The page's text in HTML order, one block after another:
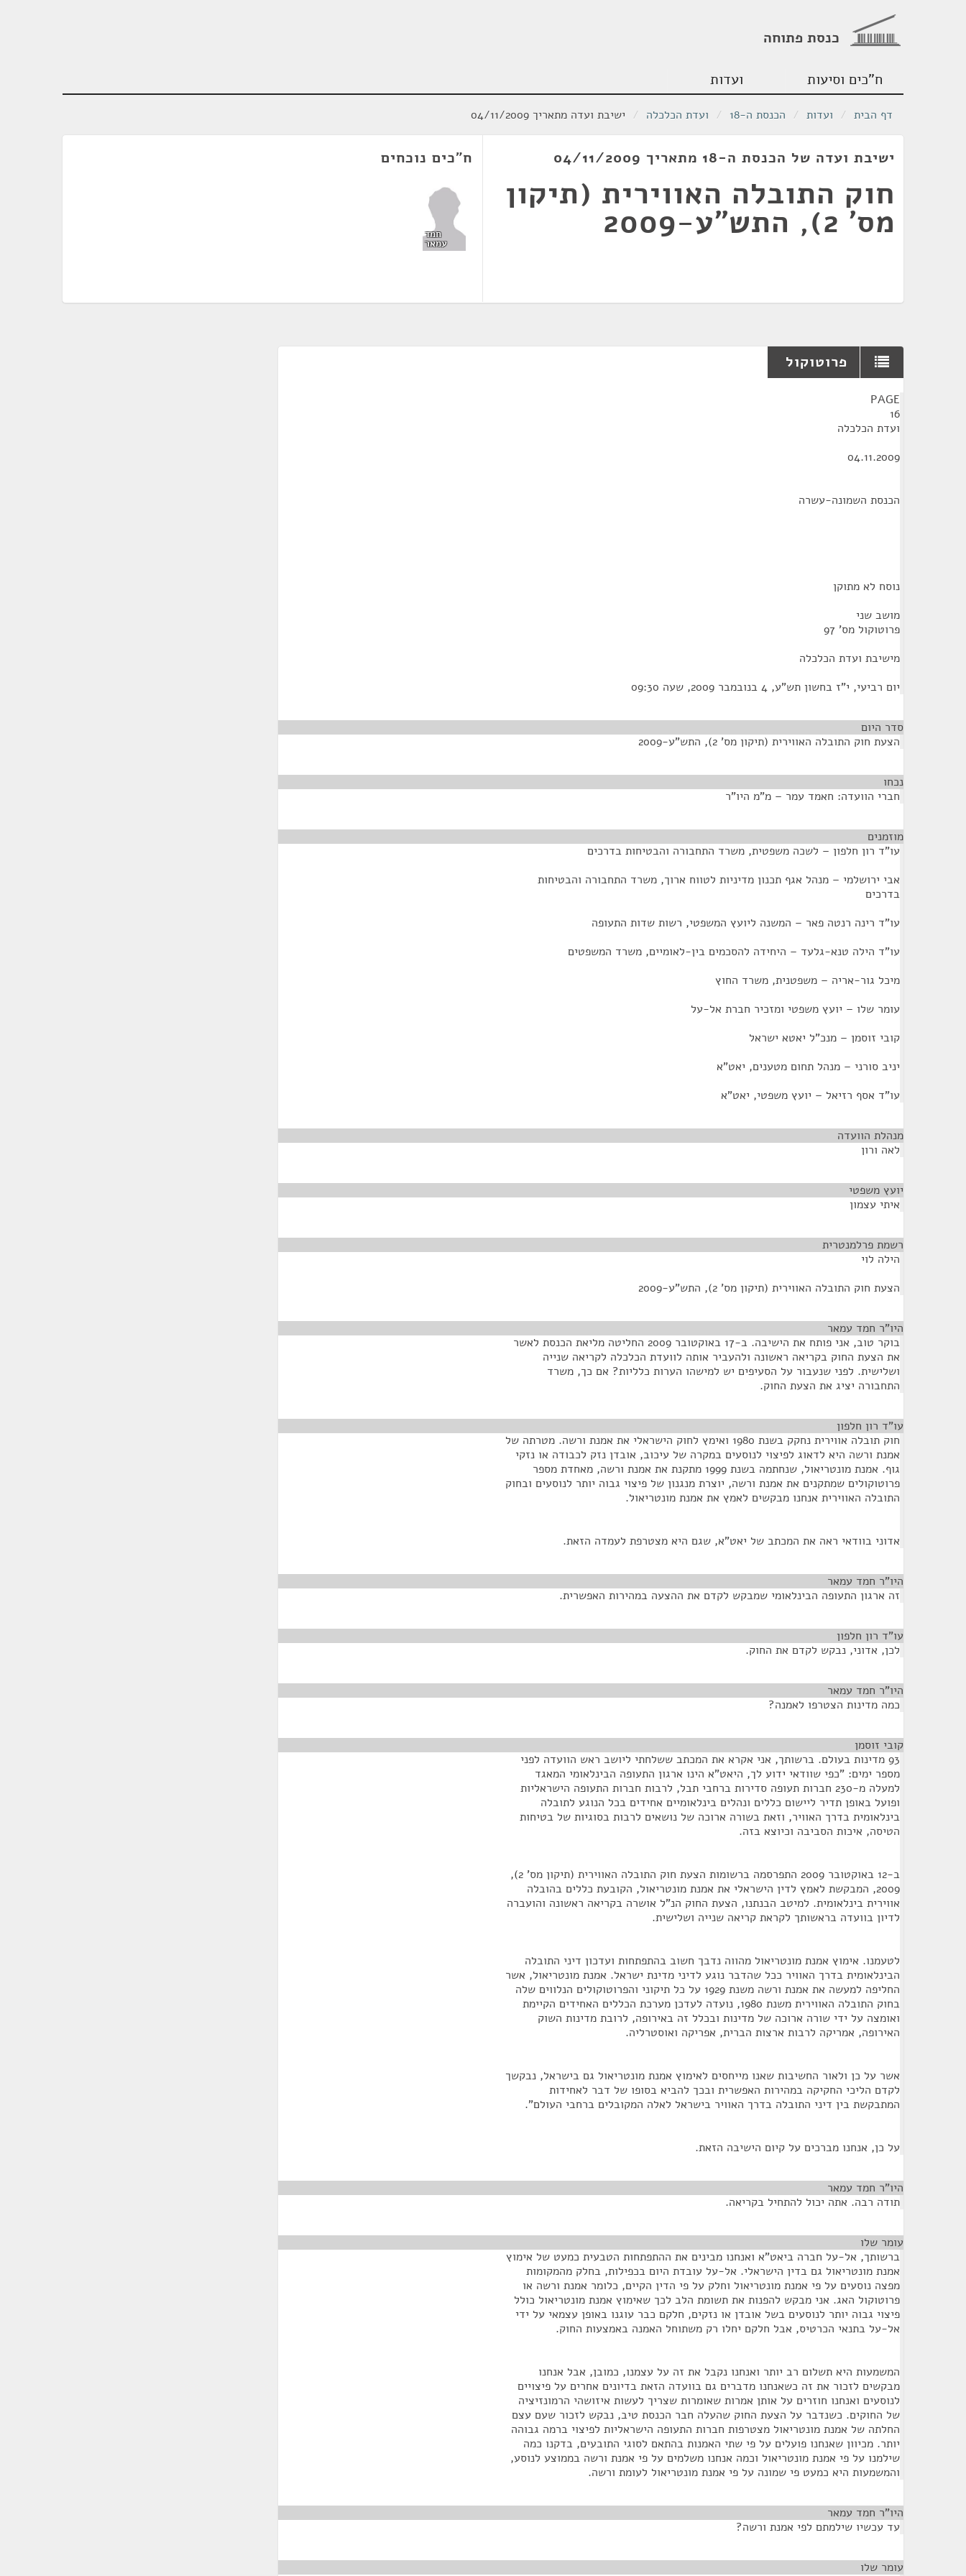
כנסת פתוחה
ח"כים וסיעות ועדות
דף הבית / ועדות / הכנסת ה-18 / ועדת הכלכלה / ישיבת ועדה מתאריך 04/11/2009
ישיבת ועדה של הכנסת ה-18 מתאריך 04/11/2009
חוק התובלה האווירית (תיקון
מס' 2), התש"ע-2009
ח"כים נוכחים
חמד
עמאר
פרוטוקול
PAGE
16
ועדת הכלכלה
04.11.2009
הכנסת השמונה-עשרה
נוסח לא מתוקן
מושב שני
פרוטוקול מס' 97
מישיבת ועדת הכלכלה
יום רביעי, י"ז בחשון תש"ע, 4 בנובמבר 2009, שעה 09:30
סדר היום
הצעת חוק התובלה האווירית (תיקון מס' 2), התש"ע-2009
נכחו
חברי הוועדה: חאמד עמר – מ"מ היו"ר
מוזמנים
עו"ד רון חלפון – לשכה משפטית, משרד התחבורה והבטיחות בדרכים
אבי ירושלמי – מנהל אגף תכנון מדיניות לטווח ארוך, משרד התחבורה והבטיחות
בדרכים
עו"ד רינה רנטה פאר – המשנה ליועץ המשפטי, רשות שדות התעופה
עו"ד הילה טנא-גלעד – היחידה להסכמים בין-לאומיים, משרד המשפטים
מיכל גור-אריה – משפטנית, משרד החוץ
עומר שלו – יועץ משפטי ומזכיר חברת אל-על
קובי זוסמן – מנכ"ל יאטא ישראל
יניב סורני – מנהל תחום מטענים, יאט"א
עו"ד אסף רזיאל – יועץ משפטי, יאט"א
מנהלת הוועדה
לאה ורון
יועץ משפטי
איתי עצמון
רשמת פרלמנטרית
הילה לוי
הצעת חוק התובלה האווירית (תיקון מס' 2), התש"ע-2009
היו"ר חמד עמאר
בוקר טוב, אני פותח את הישיבה. ב-17 באוקטובר 2009 החליטה מליאת הכנסת לאשר
את הצעת החוק בקריאה ראשונה ולהעביר אותה לוועדת הכלכלה לקריאה שנייה
ושלישית. לפני שנעבור על הסעיפים יש למישהו הערות כלליות? אם כך, משרד
התחבורה יציג את הצעת החוק.
עו"ד רון חלפון
חוק תובלה אווירית נחקק בשנת 1980 ואימץ לחוק הישראלי את אמנת ורשה. מטרתה של
אמנת ורשה היא לדאוג לפיצוי לנוסעים במקרה של עיכוב, אובדן נזק לכבודה או נזקי
גוף. אמנת מונטריאול, שנחתמה בשנת 1999 מתקנת את אמנת ורשה, מאחדת מספר
פרוטוקולים שמתקנים את אמנת ורשה, יוצרת מנגנון של פיצוי גבוה יותר לנוסעים ובחוק
התובלה האווירית אנחנו מבקשים לאמץ את אמנת מונטריאול.
אדוני בוודאי ראה את המכתב של יאט"א, שגם היא מצטרפת לעמדה הזאת.
היו"ר חמד עמאר
זה ארגון התעופה הבינלאומי שמבקש לקדם את ההצעה במהירות האפשרית.
עו"ד רון חלפון
לכן, אדוני, נבקש לקדם את החוק.
היו"ר חמד עמאר
כמה מדינות הצטרפו לאמנה?
קובי זוסמן
93 מדינות בעולם. ברשותך, אני אקרא את המכתב ששלחתי ליושב ראש הוועדה לפני
מספר ימים: "כפי שוודאי ידוע לך, היאט"א הינו ארגון התעופה הבינלאומי המאגד
למעלה מ-230 חברות תעופה סדירות ברחבי תבל, לרבות חברות התעופה הישראליות
ופועל באופן תדיר ליישום כללים ונהלים בינלאומיים אחידים בכל הנוגע לתובלה
בינלאומית בדרך האוויר, וזאת בשורה ארוכה של נושאים לרבות בסוגיות של בטיחות
הטיסה, איכות הסביבה וכיוצא בזה.
ב-12 באוקטובר 2009 התפרסמה ברשומות הצעת חוק התובלה האווירית (תיקון מס' 2),
2009, המבקשת לאמץ לדין הישראלי את אמנת מונטריאול, הקובעת כללים בהובלה
אווירית בינלאומית. למיטב הבנתנו, הצעת החוק הנ"ל אושרה בקריאה ראשונה והועברה
לדיון בוועדה בראשותך לקראת קריאה שנייה ושלישית.
לטעמנו. אימוץ אמנת מונטריאול מהווה נדבך חשוב בהתפתחות ועדכון דיני התובלה
הבינלאומית בדרך האוויר ככל שהדבר נוגע לדיני מדינת ישראל. אמנת מונטריאול, אשר
החליפה למעשה את אמנת ורשה משנת 1929 על כל תיקוני והפרוטוקולים הנלווים שלה
בחוק התובלה האווירית משנת 1980, נועדה לעדכן מערכת הכללים האחידים הקיימת
ואומצה על ידי שורה ארוכה של מדינות ובכלל זה באירופה, לרובת מדינות השוק
האירופה, אמריקה לרבות ארצות הברית, אפריקה ואוסטרליה.
אשר על כן ולאור החשיבות שאנו מייחסים לאימוץ אמנת מונטריאול גם בישראל, נבקשך
לקדם הליכי החקיקה במהירות האפשרית ובכך להביא בסופו של דבר לאחידות
המתבקשת בין דיני התובלה בדרך האוויר בישראל לאלה המקובלים ברחבי העולם".
על כן, אנחנו מברכים על קיום הישיבה הזאת.
היו"ר חמד עמאר
תודה רבה. אתה יכול להתחיל בקריאה.
עומר שלו
ברשותך, אל-על חברה ביאט"א ואנחנו מבינים את ההתפתחות הטבעית כמעט של אימוץ
אמנת מונטריאול גם בדין הישראלי. אל-על עובדת היום בכפילות, בחלק מהמקומות
מפצה נוסעים על פי אמנת מונטריאול וחלק על פי הדין הקיים, כלומר אמנת ורשה או
פרוטוקול האג. אני מבקש להפנות את תשומת הלב לכך שאימוץ אמנת מונטריאול כולל
פיצוי גבוה יותר לנוסעים בשל אובדן או נזקים, חלקם כבר עוגנו באופן עצמאי על ידי
אל-על בתנאי הכרטיס, אבל חלקם יחלו רק משתוחל האמנה באמצעות החוק.
המשמעות היא תשלום רב יותר ואנחנו נקבל את זה על עצמנו, כמובן, אבל אנחנו
מבקשים לזכור את זה כשאנחנו מדברים גם בוועדה הזאת בדיונים אחרים על פיצויים
לנוסעים ואנחנו חוזרים על אותן אמרות שאומרות שצריך לעשות איזושהי הרמונזיציה
של החוקים. כשנדבר על הצעת החוק שהעלה חבר הכנסת טיב, נבקש לזכור שעם עצם
החלתה של אמנת מונטריאול מצטרפות חברות התעופה הישראליות לפיצוי ברמה גבוהה
יותר. מכיוון שאנחנו פועלים על פי שתי האמנות בהתאם לסוגי התובעים, בדקנו כמה
שילמנו על פי אמנת מונטריאול וכמה אנחנו משלמים על פי אמנת ורשה בממוצע לנוסע,
והמשמעות היא כמעט פי שמונה על פי אמנת מונטריאול לעומת ורשה.
היו"ר חמד עמאר
עד עכשיו שילמתם לפי אמנת ורשה?
עומר שלו